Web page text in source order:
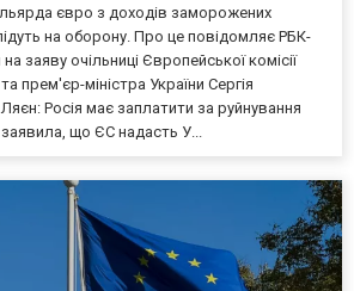
євро з доходів заморожених
на оборону. Про це повідомляє РБК-
заяву очільниці Європейської комісії
прем'єр-міністра України Сергія
Росія має заплатити за руйнування
що ЄС надасть У...